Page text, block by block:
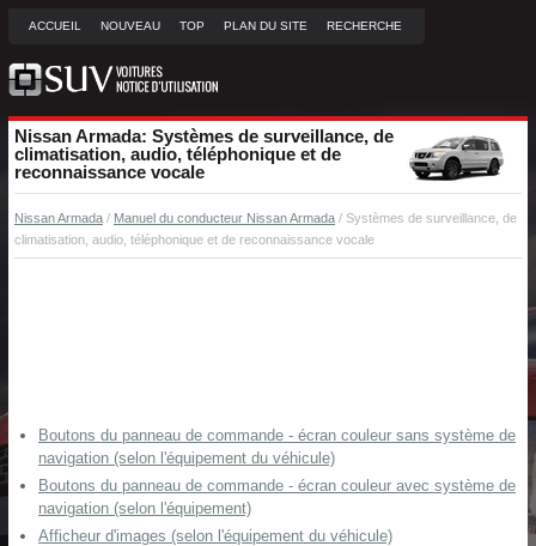
ACCUEIL NOUVEAU TOP PLAN DU SITE RECHERCHE
Nissan Armada: Systèmes de surveillance, de
climatisation, audio, téléphonique et de
reconnaissance vocale
Nissan Armada / Manuel du conducteur Nissan Armada / Systèmes de surveillance, de
climatisation, audio, téléphonique et de reconnaissance vocale
Boutons du panneau de commande - écran couleur sans système de
navigation (selon l'équipement du véhicule)
Boutons du panneau de commande - écran couleur avec système de
navigation (selon l'équipement)
Afficheur d'images (selon l'équipement du véhicule)